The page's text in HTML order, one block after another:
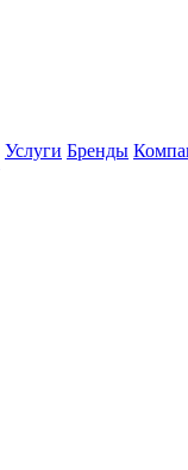
Услуги Бренды